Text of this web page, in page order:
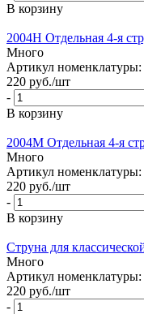
В корзину
2004H Отдельная 4-я
Много
Артикул номенклатуры:
220 руб./шт
-
В корзину
2004M Отдельная 4-я
Много
Артикул номенклатуры:
220 руб./шт
-
В корзину
Струна для
Много
Артикул номенклатуры:
220 руб./шт
-